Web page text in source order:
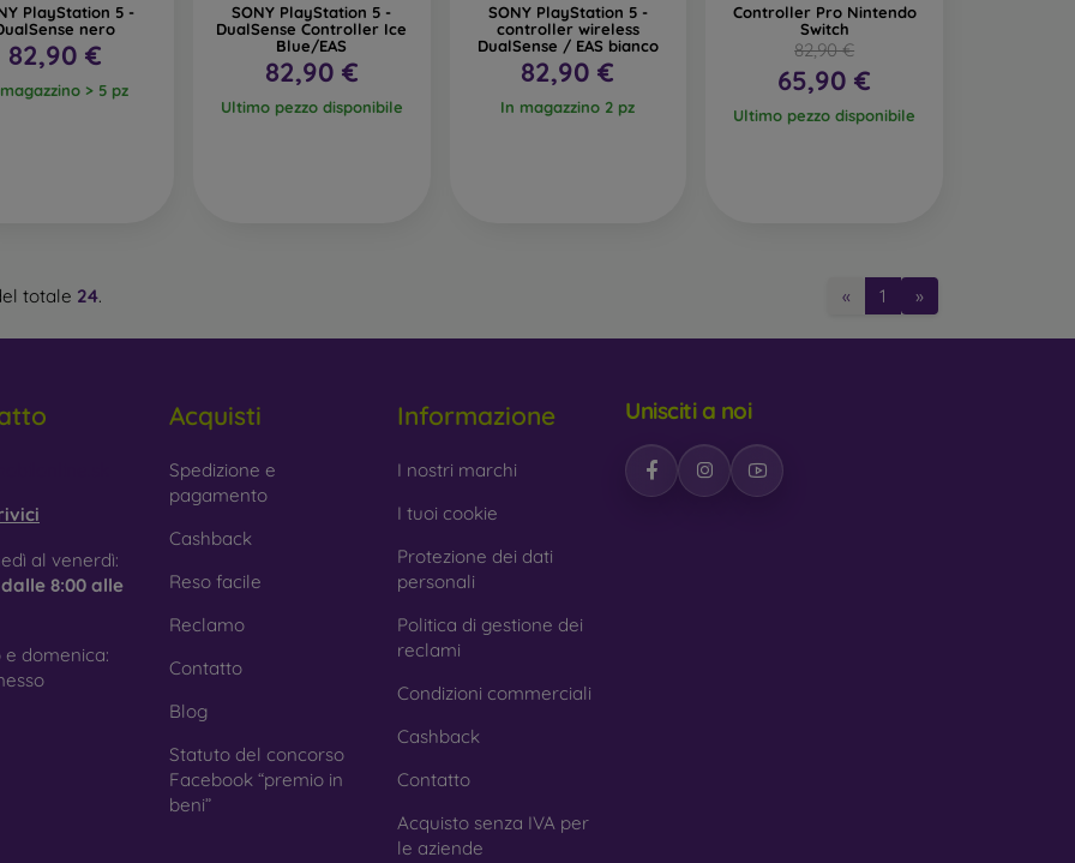
PlayStation 5 -
nero
82,90 €
> 5 pz
SONY PlayStation 5 -
DualSense Controller Ice
Blue/EAS
82,90 €
Ultimo pezzo disponibile
SONY PlayStation 5 -
controller wireless
DualSense / EAS bianco
82,90 €
In magazzino 2 pz
Controller Pro Nintendo
Switch
82,90 €
65,90 €
Ultimo pezzo disponibile
totale 24. « 1 »
al venerdì:
dalle 8:00 alle
e domenica:
Acquisti
Spedizione e
pagamento
Cashback
Reso facile
Reclamo
Contatto
Blog
Statuto del concorso
Facebook “premio in
beni”
Informazione
I nostri marchi
I tuoi cookie
Protezione dei dati
personali
Politica di gestione dei
reclami
Condizioni commerciali
Cashback
Contatto
Acquisto senza IVA per
le aziende
Unisciti a noi